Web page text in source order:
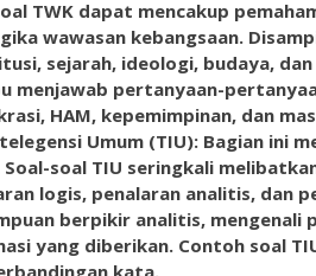
TWK dapat mencakup
wawasan kebangsaan.
sejarah, ideologi, budaya,
menjawab pertanyaan-
HAM, kepemimpinan, dan
Umum (TIU): Bagian ini
Soal-soal TIU seringkali
logis, penalaran analitis, dan
berpikir analitis, mengenali
yang diberikan. Contoh soal
kata.